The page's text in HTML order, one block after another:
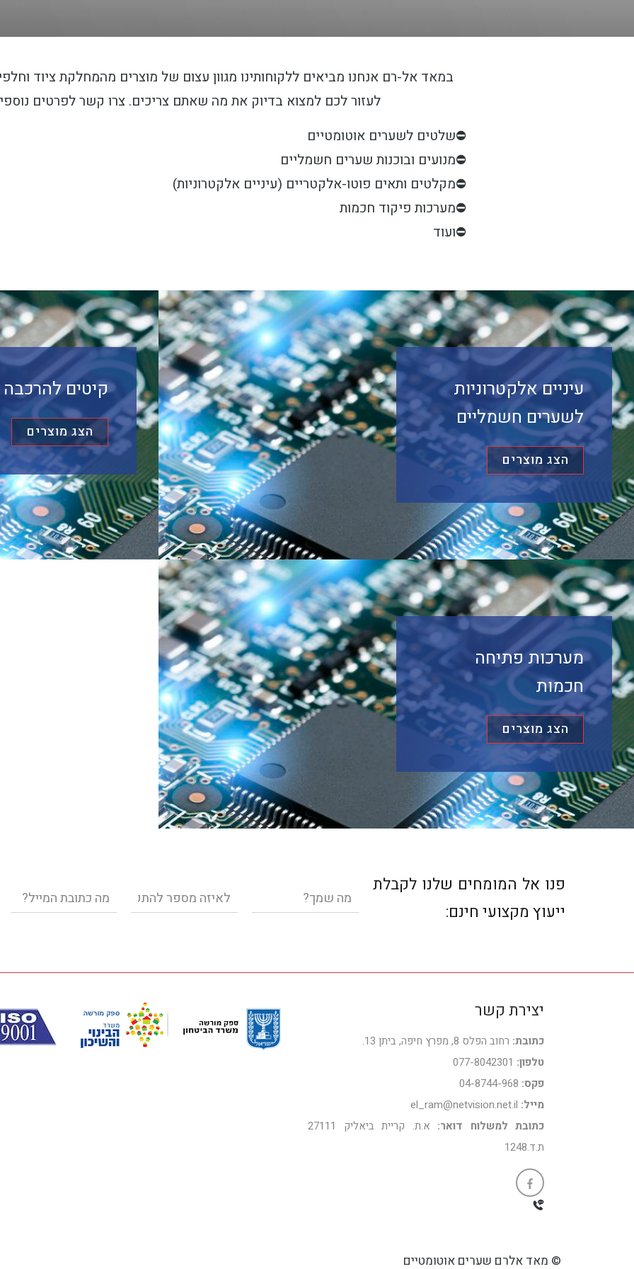
במאד אל-רם אנחנו מביאים ללקוחותינו מגוון עצום של מוצרים מהמחלקת ציוד
לעזור לכם למצוא בדיוק את מה שאתם צריכים. צרו קשר לפרטים
⛔שלטים לשערים אוטומטיים
⛔מנועים ובוכנות שערים חשמליים
⛔מקלטים ותאים פוטו-אלקטריים (עיניים אלקטרוניות)
⛔מערכות פיקוד חכמות
⛔ועוד
עיניים אלקטרוניות
לשערים חשמליים
הצג מוצרים
קיטים
הצג מוצרים
מערכות פתיחה
חכמות
הצג מוצרים
פנו אל המומחים שלנו לקבלת
ייעוץ מקצועי חינם:
שם
מלא
טלפון דוא"ל
יצירת קשר
כתובת: רחוב הפלס 8, מפרץ חיפה, ביתן 13.
טלפון: 077-8042301
פקס:
מייל:
כתובת למשלוח דואר:
א.ת. קריית ביאליק 27111
ת.ד.1248
© מאד אלרם שערים אוטומטיים